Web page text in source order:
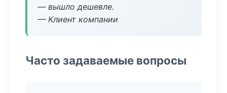
— вышло дешевле.
— Клиент компании
Часто задаваемые вопросы